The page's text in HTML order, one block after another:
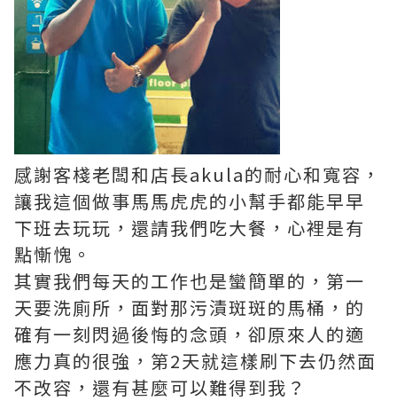
感謝客棧老闆和店長akula的耐心和寬容，
讓我這個做事馬馬虎虎的小幫手都能早早
下班去玩玩，還請我們吃大餐，心裡是有
點慚愧。
其實我們每天的工作也是蠻簡單的，第一
天要洗廁所，面對那污漬斑斑的馬桶，的
確有一刻閃過後悔的念頭，卻原來人的適
應力真的很強，第2天就這樣刷下去仍然面
不改容，還有甚麼可以難得到我？